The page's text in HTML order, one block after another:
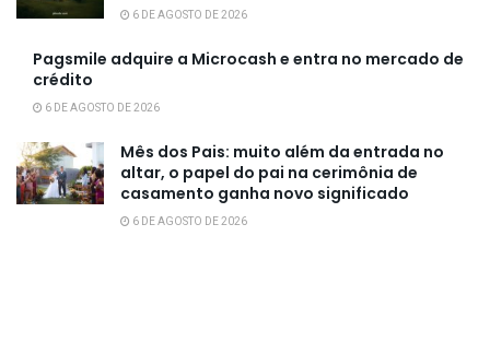
6 DE AGOSTO DE 2026
Pagsmile adquire a Microcash e entra no mercado de
crédito
6 DE AGOSTO DE 2026
Mês dos Pais: muito além da entrada no
altar, o papel do pai na cerimônia de
casamento ganha novo significado
6 DE AGOSTO DE 2026